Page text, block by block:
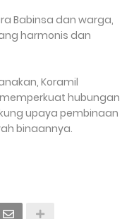
Babinsa dan warga,
harmonis dan
Koramil
hubungan
upaya pembinaan
binaannya.